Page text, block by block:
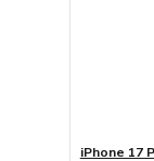
iPhone 17